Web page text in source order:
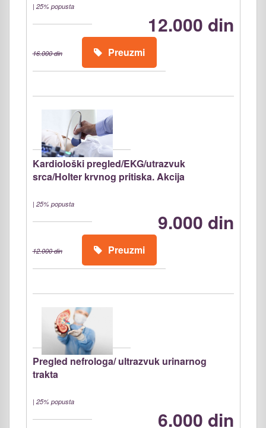
| 25% popusta
12.000 din
16.000 din Preuzmi
Kardiološki pregled/EKG/utrazvuk
srca/Holter krvnog pritiska. Akcija
| 25% popusta
9.000 din
12.000 din Preuzmi
Pregled nefrologa/ ultrazvuk urinarnog
trakta
| 25% popusta
6.000 din